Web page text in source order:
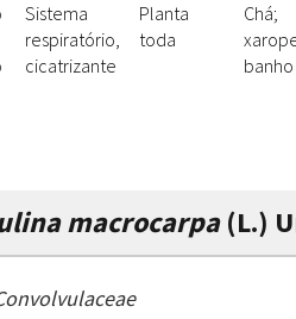
Sistema
respiratório,
cicatrizante
Planta
toda
Chá;
banho
macrocarpa(L.)